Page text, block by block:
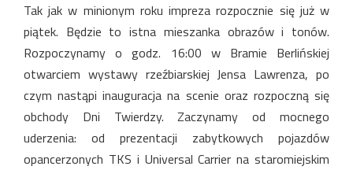
Tak jak w minionym roku impreza rozpocznie się już w
piątek. Będzie to istna mieszanka obrazów i tonów.
Rozpoczynamy o godz. 16:00 w Bramie Berlińskiej
otwarciem wystawy rzeźbiarskiej Jensa Lawrenza, po
czym nastąpi inauguracja na scenie oraz rozpoczną się
obchody Dni Twierdzy. Zaczynamy od mocnego
uderzenia: od prezentacji zabytkowych pojazdów
opancerzonych TKS i Universal Carrier na staromiejskim